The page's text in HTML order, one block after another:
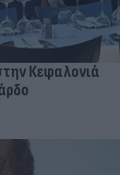
Κεφαλονιά